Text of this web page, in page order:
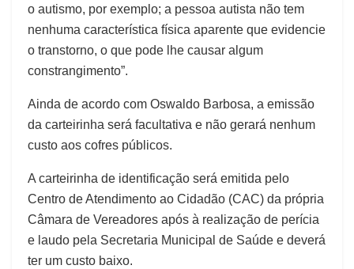
o autismo, por exemplo; a pessoa autista não tem
nenhuma característica física aparente que evidencie
o transtorno, o que pode lhe causar algum
constrangimento”.
Ainda de acordo com Oswaldo Barbosa, a emissão
da carteirinha será facultativa e não gerará nenhum
custo aos cofres públicos.
A carteirinha de identificação será emitida pelo
Centro de Atendimento ao Cidadão (CAC) da própria
Câmara de Vereadores após à realização de perícia
e laudo pela Secretaria Municipal de Saúde e deverá
ter um custo baixo.